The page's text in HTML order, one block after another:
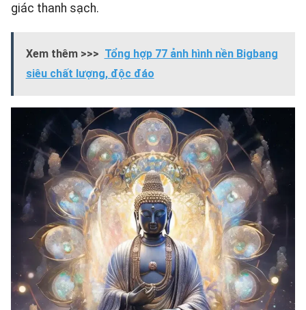
giác thanh sạch.
Xem thêm >>> Tổng hợp 77 ảnh hình nền Bigbang
siêu chất lượng, độc đáo